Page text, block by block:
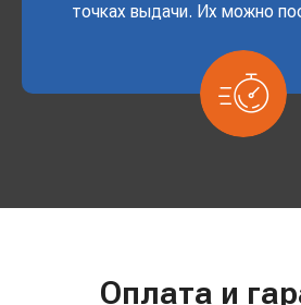
точках выдачи. Их можно
Оплата и